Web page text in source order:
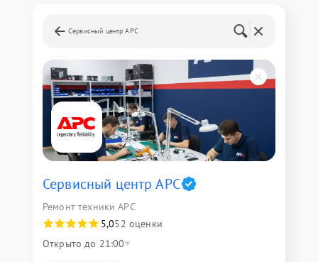
Сервисный центр APC
Сервисный центр APC
Ремонт техники APC
5,052 оценки
Открыто до 21:00